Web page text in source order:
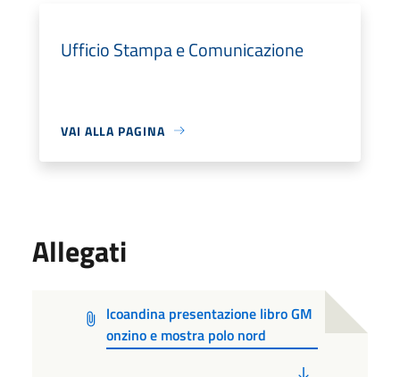
Ufficio Stampa e Comunicazione
VAI ALLA PAGINA
Allegati
lcoandina presentazione libro GM
onzino e mostra polo nord